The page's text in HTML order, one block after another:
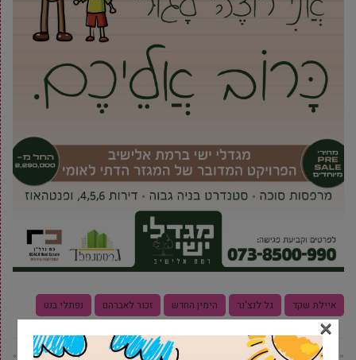
איילת שקד גל לנצ'נר הימין החדש זכור לאברהם נפתלי בנט
« פוסט קודם פוסט הבא »
×